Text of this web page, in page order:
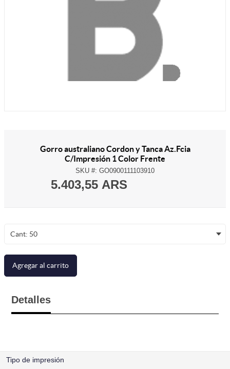
Gorro australiano Cordon y Tanca Az.Fcia
C/Impresión 1 Color Frente
SKU #: GO0900111103910
5.403,55 ARS
Cant: 50
Agregar al carrito
Detalles
Tipo de impresión